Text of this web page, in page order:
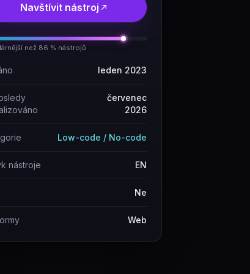
Navštívit nástroj
než 86 % nástrojů
leden 2023
červenec
2026
Low-code / No-code
nástroje EN
Ne
Web